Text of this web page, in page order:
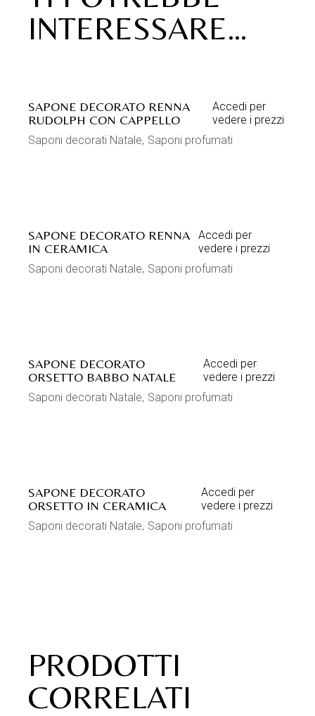
INTERESSARE…
SAPONE DECORATO RENNA
RUDOLPH CON CAPPELLO
Accedi per
vedere i prezzi
Saponi decorati Natale Saponi profumati
SAPONE DECORATO RENNA
IN CERAMICA
Accedi per
vedere i prezzi
Saponi decorati Natale Saponi profumati
SAPONE DECORATO
ORSETTO BABBO NATALE
Accedi per
vedere i prezzi
Saponi decorati Natale Saponi profumati
SAPONE DECORATO
ORSETTO IN CERAMICA
Accedi per
vedere i prezzi
Saponi decorati Natale Saponi profumati
PRODOTTI
CORRELATI